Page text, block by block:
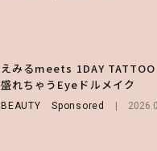
えみるmeets 1DAY
盛れちゃうEyeドルメイク
BEAUTY Sponsored
キープの秘訣や夏の過ごし方
ビュー！
ENTERTAINMENT 2026.07.31
第1弾の気になるメニュー＆限
チェック！
2026.07.31